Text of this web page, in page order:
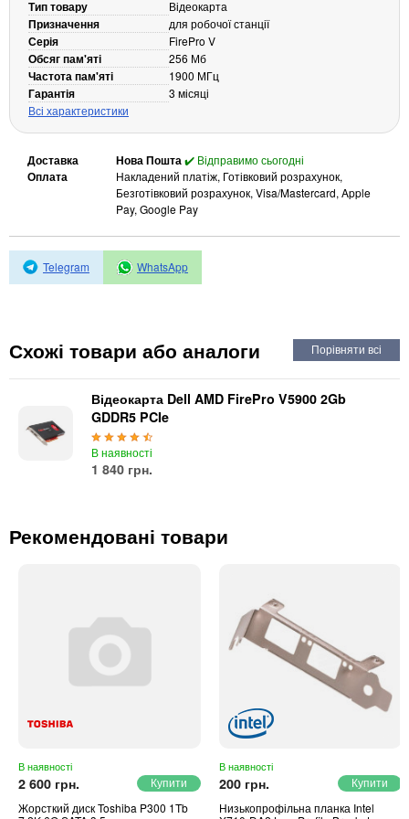
Кабелі та роз'єми
Аксесуари
Хаби і кардридери
Фильтри та стабілізатори
Аксесуари для ноутбуків
Зовнішні блоки живлення
Монітори
IP-камери
Автономне живлення
Автоматичні вимикачі
Інвертори напруги
Акумулятори для ДБЖ
Тип товару Відеокарта
Призначення для робочої станції
Серія FirePro V
Обсяг пам'яті 256 Мб
Частота пам'яті 1900 МГц
Гарантія
3 місяці
Всі характеристики
Доставка Нова Пошта✔️ Відправимо сьогодні
Оплата
Накладений платіж, Готівковий розрахунок,
Безготівковий розрахунок, Visa/Mastercard, Apple
Pay, Google Pay
Telegram WhatsApp
Схожі товари або аналоги
Відеокарта Dell AMD FirePro V5900 2Gb
GDDR5 PCIe
В наявності
1 840 грн.
Рекомендовані товари
В наявності
2 600 грн.
Жорсткий диск Toshiba P300 1Tb
В наявності
200 грн.
Низькопрофільна планка Intel